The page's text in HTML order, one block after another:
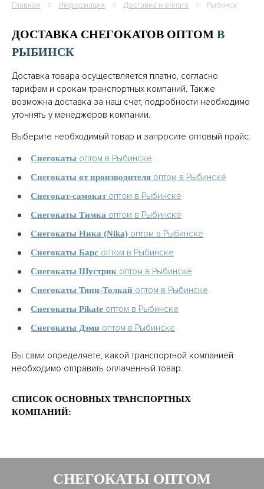
Главная Информация Доставка и оплата Рыбинск
ДОСТАВКА СНЕГОКАТОВ ОПТОМ В
РЫБИНСК
Доставка товара осуществляется платно, согласно
тарифам и срокам транспортных компаний. Также
возможна доставка за наш счет, подробности необходимо
уточнять у менеджеров компании.
Выберите необходимый товар и запросите оптовый прайс:
Снегокаты оптом в Рыбинске
Снегокаты от производителя оптом в Рыбинске
Снегокат-самокатоптом в Рыбинске
Снегокаты Тимка оптом в Рыбинске
Снегокаты Ника (Nika) оптом в Рыбинске
Снегокаты Барс оптом в Рыбинске
Снегокаты Шустрик оптом в Рыбинске
Снегокаты Тяни-Толкай оптом в Рыбинске
Снегокаты Pikate оптом в Рыбинске
Снегокаты Дэми оптом в Рыбинске
Вы сами определяете, какой транспортной компанией
необходимо отправить оплаченный товар.
СПИСОК ОСНОВНЫХ ТРАНСПОРТНЫХ
КОМПАНИЙ:
СНЕГОКАТЫ ОПТОМ